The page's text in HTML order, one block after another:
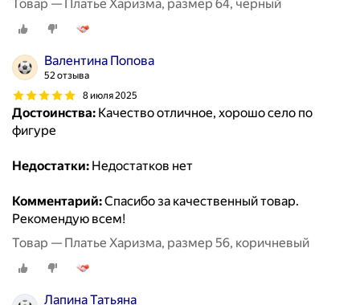
Товар — Платье Харизма, размер 64, черный
Валентина Попова
52 отзыва
8 июля 2025
Достоинства: Качество отличное, хорошо село по
фигуре
Недостатки: Недостатков нет
Комментарий:Спасибо за качественный товар.
Рекомендую всем!
Товар — Платье Харизма, размер 56, коричневый
Лапина Татьяна